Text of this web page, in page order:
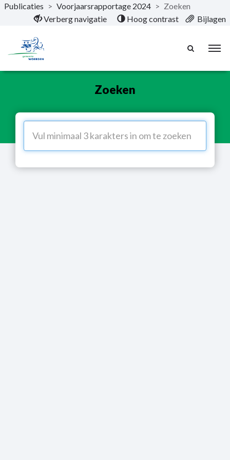
Naar hoofdinhoud
Publicaties > Voorjaarsrapportage 2024 > Zoeken
Verberg navigatie
Hoog contrast Bijlagen
Zoeken